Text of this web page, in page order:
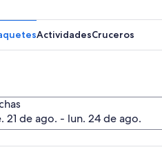
ActividadesCruceros
21 de ago. - lun. 24 de ago.